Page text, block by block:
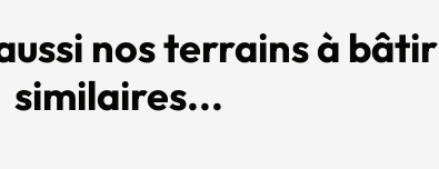
nos terrains à bâtir
similaires...